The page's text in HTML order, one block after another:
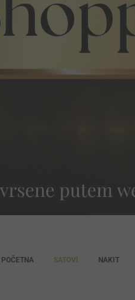
POČETNA SATOVI NAKIT